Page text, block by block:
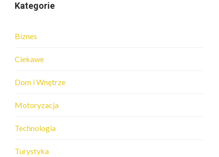
Kategorie
Biznes
Ciekawe
Dom i Wnętrze
Motoryzacja
Technologia
Turystyka